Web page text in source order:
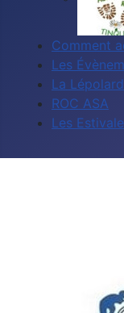
Comment
Les
La
ROC ASA
Les